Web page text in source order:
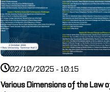
02/10/2025 - 10:15
Various Dimensions of the Law